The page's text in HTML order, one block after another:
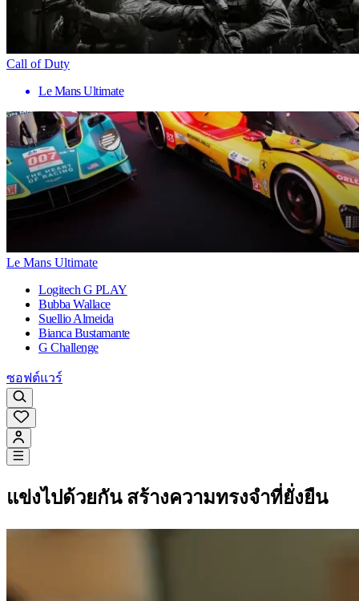
Call of Duty
Le Mans Ultimate
Le Mans Ultimate
Logitech G PLAY
Bubba Wallace
Suellio Almeida
Bianca Bustamante
G Challenge
ซอฟต์แวร์
แข่งไปด้วยกัน สร้างความทรงจำที่ยั่งยืน